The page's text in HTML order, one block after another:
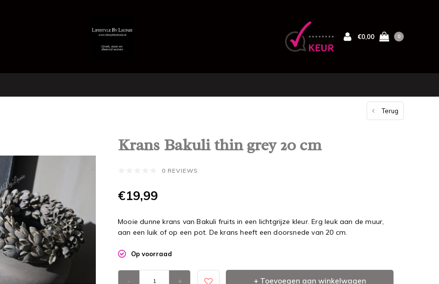
€0,00 0
Terug
Krans Bakuli thin grey 20 cm
0 REVIEWS
€19,99
Mooie dunne krans van Bakuli fruits in een lichtgrijze kleur. Erg leuk aan de muur,
aan een luik of op een pot. De krans heeft een doorsnede van 20 cm.
Op voorraad
- + + Toevoegen aan winkelwagen